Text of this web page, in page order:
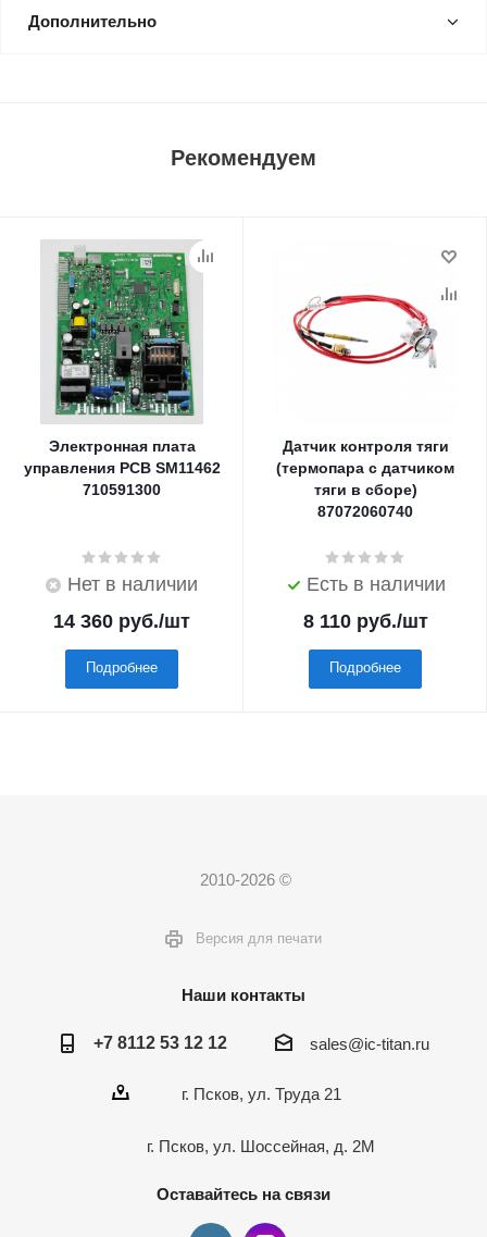
Дополнительно
Рекомендуем
Электронная плата
управления PCB SM11462
710591300
Нет в наличии
14 360 руб./шт
Подробнее
Датчик контроля тяги
(термопара с датчиком
тяги в сборе)
87072060740
Есть в наличии
8 110руб./шт
Подробнее
2010-2026 ©
Версия для печати
Наши контакты
+7 8112 53 12 12 sales@ic-titan.ru
г. Псков, ул. Труда 21
г. Псков, ул. Шоссейная, д. 2М
Оставайтесь на связи